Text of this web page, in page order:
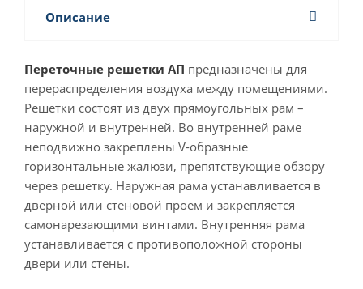
Описание
Переточные решетки АП предназначены для
перераспределения воздуха между помещениями.
Решетки состоят из двух прямоугольных рам –
наружной и внутренней. Во внутренней раме
неподвижно закреплены V-образные
горизонтальные жалюзи, препятствующие обзору
через решетку. Наружная рама устанавливается в
дверной или стеновой проем и закрепляется
самонарезающими винтами. Внутренняя рама
устанавливается с противоположной стороны
двери или стены.